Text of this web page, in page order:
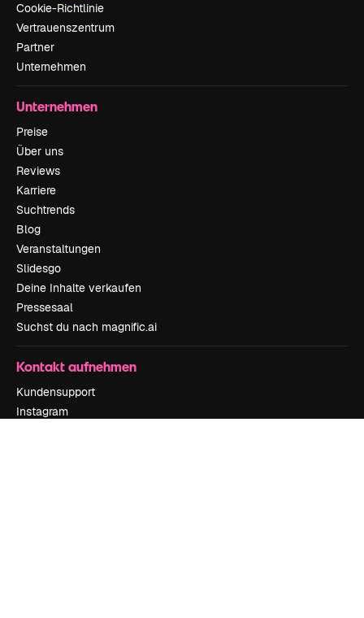
Cookie-Richtlinie
Vertrauenszentrum
Partner
Unternehmen
Unternehmen
Preise
Über uns
Reviews
Karriere
Suchtrends
Blog
Veranstaltungen
Slidesgo
Deine Inhalte verkaufen
Pressesaal
Suchst du nach magnific.ai
Kontakt aufnehmen
Kundensupport
Instagram